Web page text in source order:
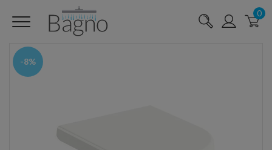
0
-8%